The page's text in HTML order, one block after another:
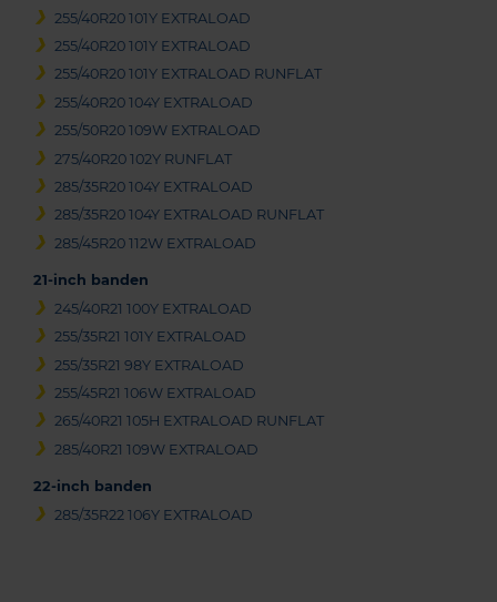
255/40R20 101Y EXTRALOAD
255/40R20 101Y EXTRALOAD
255/40R20 101Y EXTRALOAD RUNFLAT
255/40R20 104Y EXTRALOAD
255/50R20 109W EXTRALOAD
275/40R20 102Y RUNFLAT
285/35R20 104Y EXTRALOAD
285/35R20 104Y EXTRALOAD RUNFLAT
285/45R20 112W EXTRALOAD
21-inch banden
245/40R21 100Y EXTRALOAD
255/35R21 101Y EXTRALOAD
255/35R21 98Y EXTRALOAD
255/45R21 106W EXTRALOAD
265/40R21 105H EXTRALOAD RUNFLAT
285/40R21 109W EXTRALOAD
22-inch banden
285/35R22 106Y EXTRALOAD